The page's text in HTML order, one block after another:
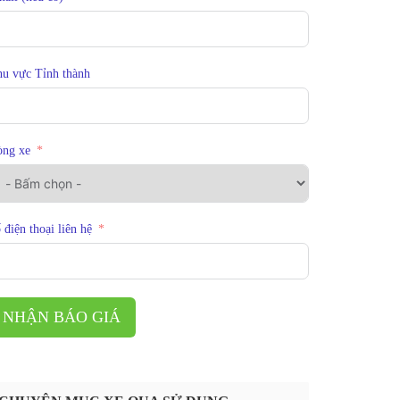
vực Tỉnh thành
xe
điện thoại liên hệ
NHẬN BÁO GIÁ